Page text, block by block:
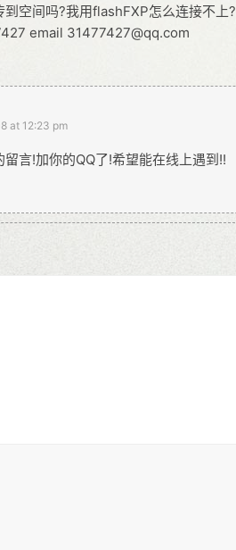
空间吗?我用flashFXP怎么连接不
email 31477427@qq.com
at 12:23 pm
言!加你的QQ了!希望能在线上遇到!!